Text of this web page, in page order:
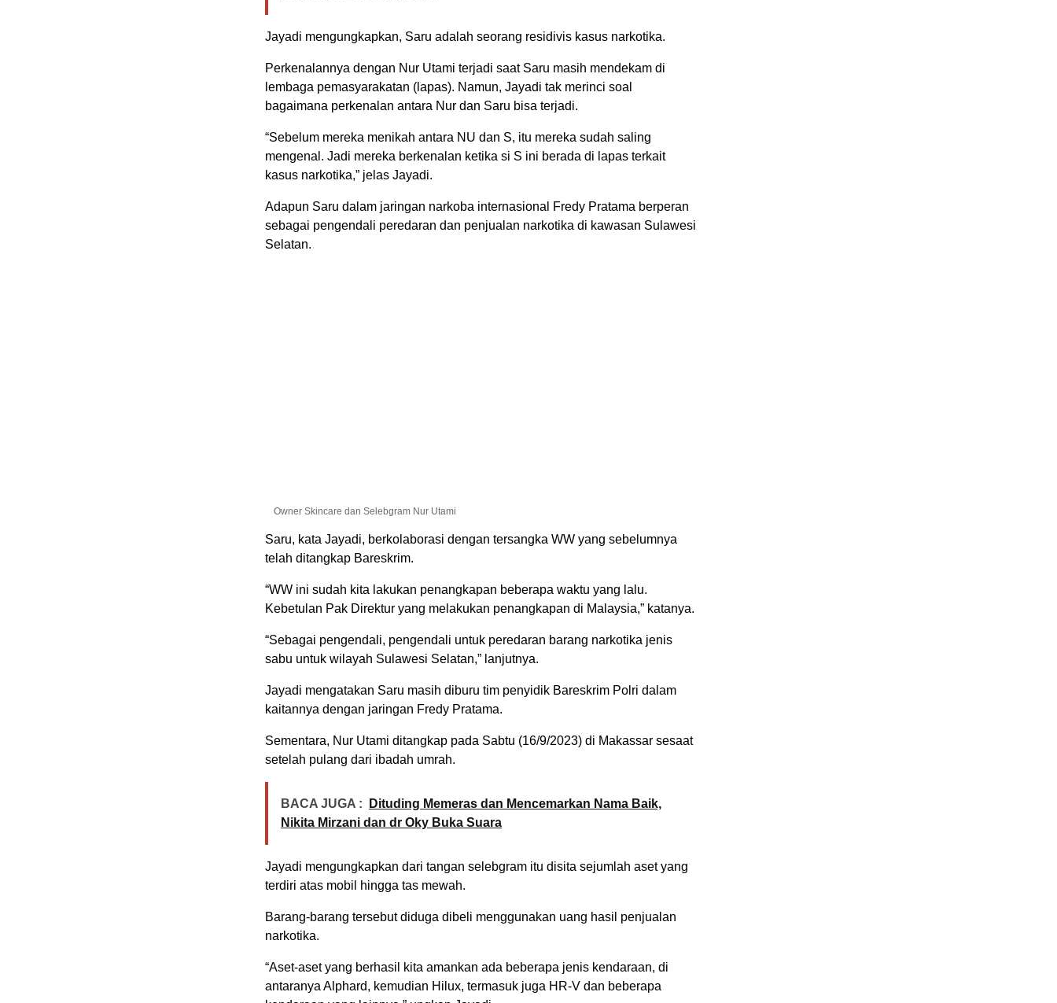
Jayadi mengungkapkan, Saru adalah seorang residivis kasus narkotika.
Perkenalannya dengan Nur Utami terjadi saat Saru masih mendekam di
lembaga pemasyarakatan (lapas). Namun, Jayadi tak merinci soal
bagaimana perkenalan antara Nur dan Saru bisa terjadi.
“Sebelum mereka menikah antara NU dan S, itu mereka sudah saling
mengenal. Jadi mereka berkenalan ketika si S ini berada di lapas terkait
kasus narkotika,” jelas Jayadi.
Adapun Saru dalam jaringan narkoba internasional Fredy Pratama berperan
sebagai pengendali peredaran dan penjualan narkotika di kawasan Sulawesi
Selatan.
Owner Skincare dan Selebgram Nur Utami
Saru, kata Jayadi, berkolaborasi dengan tersangka WW yang sebelumnya
telah ditangkap Bareskrim.
“WW ini sudah kita lakukan penangkapan beberapa waktu yang lalu.
Kebetulan Pak Direktur yang melakukan penangkapan di Malaysia,” katanya.
“Sebagai pengendali, pengendali untuk peredaran barang narkotika jenis
sabu untuk wilayah Sulawesi Selatan,” lanjutnya.
Jayadi mengatakan Saru masih diburu tim penyidik Bareskrim Polri dalam
kaitannya dengan jaringan Fredy Pratama.
Sementara, Nur Utami ditangkap pada Sabtu (16/9/2023) di Makassar sesaat
setelah pulang dari ibadah umrah.
BACA JUGA :
Dituding Memeras dan Mencemarkan Nama Baik,
Nikita Mirzani dan dr Oky Buka Suara
Jayadi mengungkapkan dari tangan selebgram itu disita sejumlah aset yang
terdiri atas mobil hingga tas mewah.
Barang-barang tersebut diduga dibeli menggunakan uang hasil penjualan
narkotika.
“Aset-aset yang berhasil kita amankan ada beberapa jenis kendaraan, di
antaranya Alphard, kemudian Hilux, termasuk juga HR-V dan beberapa